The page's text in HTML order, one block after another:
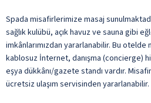
Spada misafirlerimize masaj
sağlık kulübü, açık havuz ve sauna gibi
imkânlarımızdan yararlanabilir. Bu
kablosuz İnternet, danışma (concierge)
eşya dükkânı/gazete standı vardır.
ücretsiz ulaşım servisinden yararlanabilir.